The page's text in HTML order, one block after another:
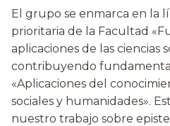
El grupo se enmarca en la
prioritaria de la Facultad
aplicaciones de las ciencias
contribuyendo
«Aplicaciones del
sociales y humanidades».
nuestro trabajo sobre